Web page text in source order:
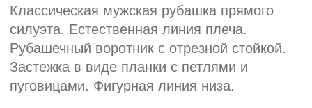
Вышивка Шелкография Термоплёнка ДТФ
БРЕНДИНГ БАЗОВЫЙ
Сорочечная ткань:
65% полиэстер, 35% хлопок, 106 гр/м
Каталог по брендингу